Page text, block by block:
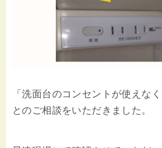
「洗面台のコンセントが使えな
とのご相談をいただきました。